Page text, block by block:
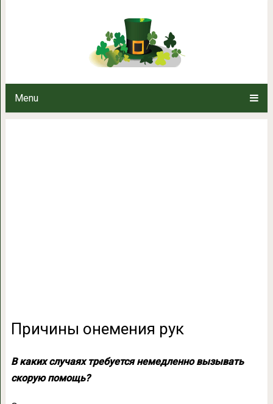
Menu
Причины онемения рук
В каких случаях требуется немедленно вызывать
скорую помощь?